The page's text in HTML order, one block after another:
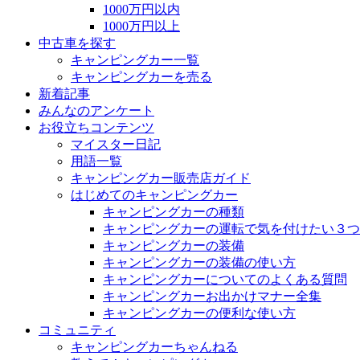
1000万円以内
1000万円以上
中古車を探す
キャンピングカー一覧
キャンピングカーを売る
新着記事
みんなのアンケート
お役立ちコンテンツ
マイスター日記
用語一覧
キャンピングカー販売店ガイド
はじめてのキャンピングカー
キャンピングカーの種類
キャンピングカーの運転で気を付けたい３
キャンピングカーの装備
キャンピングカーの装備の使い方
キャンピングカーについてのよくある質問
キャンピングカーお出かけマナー全集
キャンピングカーの便利な使い方
コミュニティ
キャンピングカーちゃんねる